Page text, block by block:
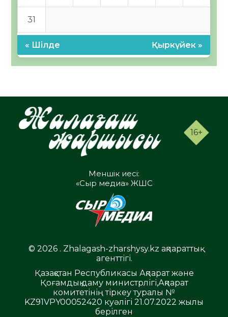
31
« Шілде Қыркүйек »
16+
Меншік иесі:
«Сыр медиа» ЖШС
© 2026 . Zhalagash-zharshysy.kz ақпараттық
агенттігі.
Қазақстан Республикасы Ақпарат және
Қоғамдық даму министрлігі,Ақпарат
комитетінің тіркеу туралы №
KZ91VPY00052420 куәлігі 21.07.2022 жылы
берілген